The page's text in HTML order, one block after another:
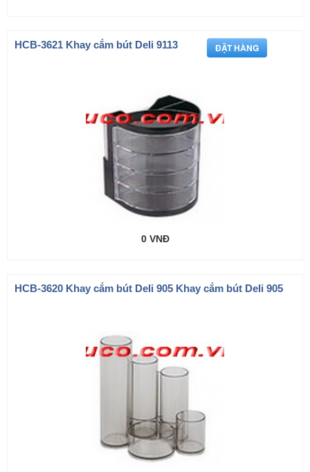
HCB-3621 Khay cắm bút Deli 9113
0 VNĐ
HCB-3620 Khay cắm bút Deli 905 Khay cắm bút Deli 905